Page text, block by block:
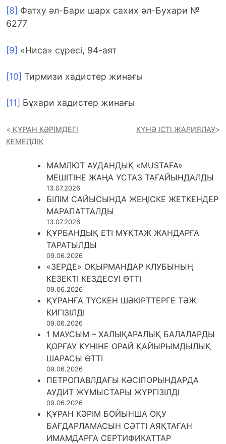
[8] Фатху әл-Бари шарх сахих әл-Бухари №
6277
[9] «Ниса» сұресі, 94-аят
[10] Тирмизи хадистер жинағы
[11] Бұхари хадистер жинағы
ҚҰРАН КӘРІМДЕГІ
КЕМЕЛДІК
КҮНӘ ІСТІ ЖАРИЯЛАУ
МАМЛЮТ АУДАНДЫҚ «MUSTAFA»
МЕШІТІНЕ ЖАҢА ҰСТАЗ ТАҒАЙЫНДАЛДЫ
13.07.2026
БІЛІМ САЙЫСЫНДА ЖЕҢІСКЕ ЖЕТКЕНДЕР
МАРАПАТТАЛДЫ
13.07.2026
ҚҰРБАНДЫҚ ЕТІ МҰҚТАЖ ЖАНДАРҒА
ТАРАТЫЛДЫ
09.06.2026
«ЗЕРДЕ» ОҚЫРМАНДАР КЛУБЫНЫҢ
КЕЗЕКТІ КЕЗДЕСУІ ӨТТІ
09.06.2026
ҚҰРАНҒА ТҮСКЕН ШӘКІРТТЕРГЕ ТӘЖ
КИГІЗІЛДІ
09.06.2026
1 МАУСЫМ – ХАЛЫҚАРАЛЫҚ БАЛАЛАРДЫ
ҚОРҒАУ КҮНІНЕ ОРАЙ ҚАЙЫРЫМДЫЛЫҚ
ШАРАСЫ ӨТТІ
09.06.2026
ПЕТРОПАВЛДАҒЫ КӘСІПОРЫНДАРДА
АУДИТ ЖҰМЫСТАРЫ ЖҮРГІЗІЛДІ
09.06.2026
ҚҰРАН КӘРІМ БОЙЫНША ОҚУ
БАҒДАРЛАМАСЫН СӘТТІ АЯҚТАҒАН
ИМАМДАРҒА СЕРТИФИКАТТАР